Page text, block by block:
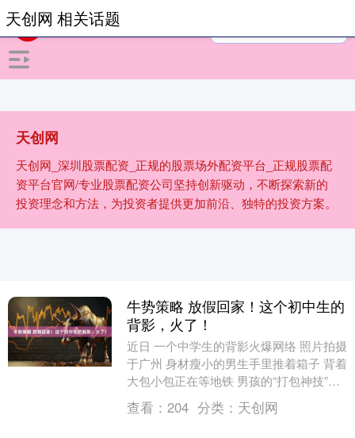
天创网
天创网_深圳股票配资_正规的股票场外配资平台_正规股票配
资平台官网/专业股票配资公司坚持创新驱动，不断探索新的
投资理念和方法，为投资者提供更加前沿、独特的投资方案。
天创网 相关话题
牛势策略 放假回家！这个初中生的
背影，火了！
近日 一个中学生的背影火爆网络 照片拍摄
于广州 身材瘦小的男生手里推着箱子 背着
大包小包正在等地铁 男孩的“打包神技”引
得网友 尤其是家长们齐声称赞： “这么
多....
查看： 204 分类： 天创网